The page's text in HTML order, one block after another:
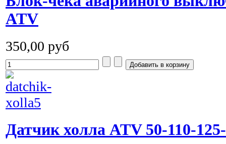
ATV
350,00 руб
Датчик холла ATV 50-110-